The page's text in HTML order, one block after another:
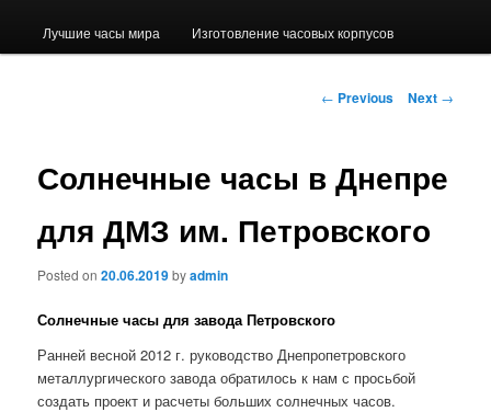
Лучшие часы мира Изготовление часовых корпусов
Post navigation
← Previous Next →
Солнечные часы в Днепре
для ДМЗ им. Петровского
Posted on20.06.2019byadmin
Солнечные часы для завода Петровского
Ранней весной 2012 г. руководство Днепропетровского
металлургического завода обратилось к нам с просьбой
создать проект и расчеты больших солнечных часов.